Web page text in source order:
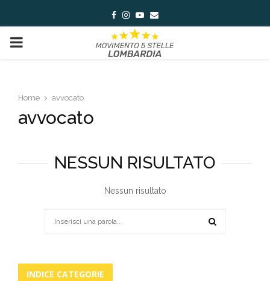
Facebook
Instagram
Youtube
Email
PRIMARY
Home avvocato
avvocato
NESSUN RISULTATO
Nessun risultato
INDICE CATEGORIE